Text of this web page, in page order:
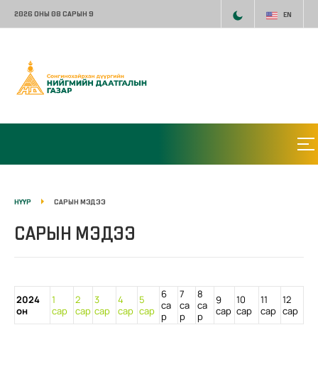
2026 ОНЫ 08 САРЫН 9 EN
НҮҮР САРЫН МЭДЭЭ
САРЫН МЭДЭЭ
2024
он
1
сар
2
сар
3
сар
4
сар
5
сар
6
са
р
7
са
р
8
са
р
9
сар
10
сар
11
сар
12
сар